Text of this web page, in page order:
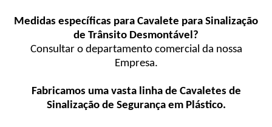
Medidas específicas para Cavalete para Sinalização
de Trânsito Desmontável?
Consultar o departamento comercial da nossa
Empresa.
Fabricamos uma vasta linha de Cavaletes de
Sinalização de Segurança em Plástico.